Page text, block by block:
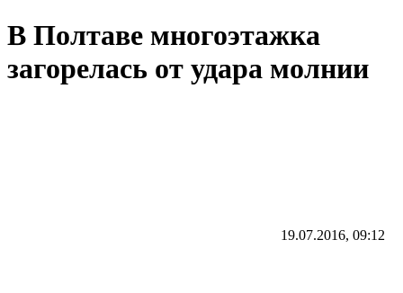
В Полтаве многоэтажка
загорелась от удара молнии
19.07.2016, 09:12